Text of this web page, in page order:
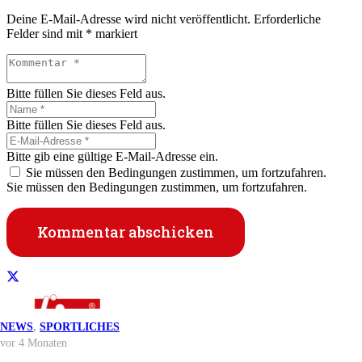
NEWS
vor 3 Wochen
NEWS
NEWS
vor 2 Monaten
NEWS
vor 3 Monaten
NEWS, SPORTLICHES
vor 4 Monaten
Deine E-Mail-Adresse wird nicht veröffentlicht. Erforderliche
Felder sind mit * markiert
Bitte füllen Sie dieses Feld aus.
Bitte füllen Sie dieses Feld aus.
Bitte gib eine gültige E-Mail-Adresse ein.
Sie müssen den Bedingungen zustimmen, um fortzufahren.
Sie müssen den Bedingungen zustimmen, um fortzufahren.
Kommentar abschicken